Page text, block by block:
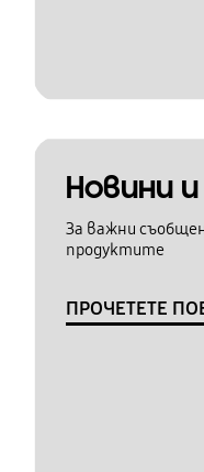
Новини
За важни
продуктите
ПРОЧЕТЕТЕ